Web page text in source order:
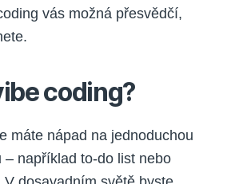
vás možná přesvědčí,
coding?
máte nápad na jednoduchou
– například to-do list nebo